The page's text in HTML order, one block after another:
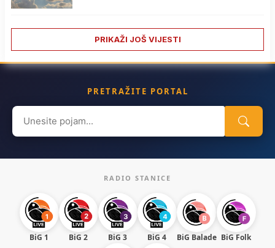
PRIKAŽI JOŠ VIJESTI
PRETRAŽITE PORTAL
Search
for:
RADIO STANICE
BiG 1 BiG 2 BiG 3 BiG 4 BiG Balade BiG Folk